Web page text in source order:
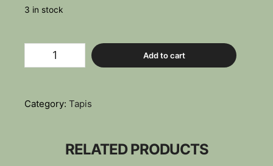
3 in stock
quantity
Add to cart
Category: Tapis
RELATED PRODUCTS